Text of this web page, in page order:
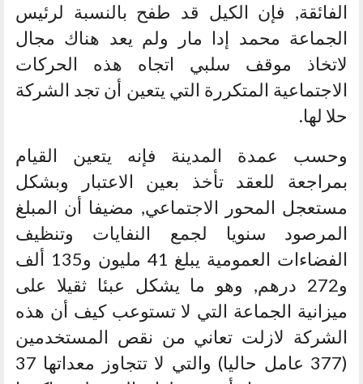
الفائقة, فإن الكيل قد طفح بالنسبة لرئيس
الجماعة محمد إدا مار ولم يعد هناك مجال
لاتخاذ موقف سلبي اتجاه هذه الحركات
الاجتماعية المتكررة التي يتعين أن تجد الشركة
حلا لها.
وحسب عمدة المدينة فإنه يتعين القيام
بمراجعة للعقد تأخذ بعين الاعتبار وبشكل
مستعجل المحور الاجتماعي, مضيفا أن المبلغ
المرصود سنويا لجمع النفايات وتنظيف
الفضاءات العمومية يبلغ 41 مليون و135 ألف
و272 درهم, وهو ما يشكل عبئا ثقيلا على
ميزانية الجماعة التي لا تستوعب كيف أن هذه
الشركة لازلت تعاني من نقص المستخدمين
(377 عامل حاليا) والتي لا تتجاوز معداتها 37